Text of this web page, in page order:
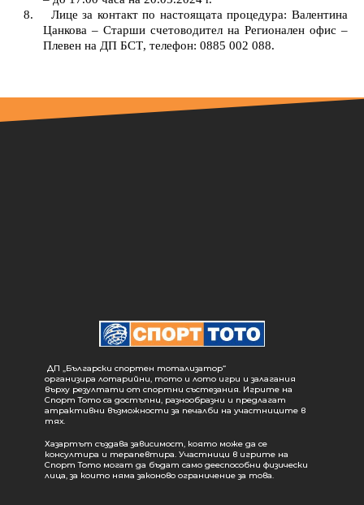
8.
Лице за контакт по настоящата процедура: Валентина
Цанкова– Старши счетоводителнаРегионален офис –
Плевенна ДП БСТ, телефон: 0885 002 088.
ДП „Български спортен тотализатор“
организира лотарийни, тото и лото игри и залагания
върху резултати от спортни състезания. Игрите на
Спорт Тото са достъпни, разнообразни и предлагат
атрактивни възможности за печалби на участниците в
тях.
Хазартът създава зависимост, която може да се
консултира и терапевтира. Участници в игрите на
Спорт Тото могат да бъдат само дееспособни физически
лица, за които няма законово ограничение за това.